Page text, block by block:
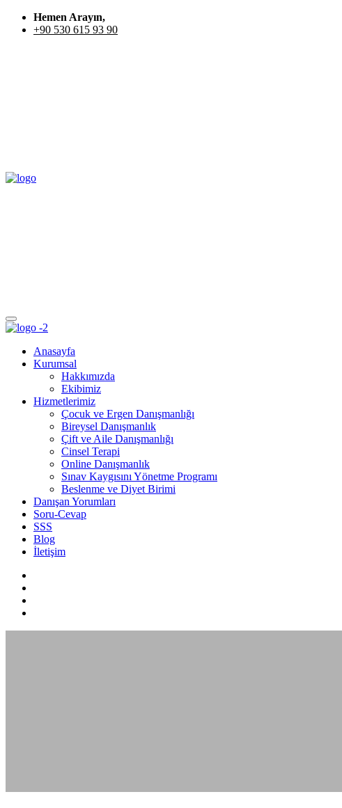
Hemen Arayın,
+90 530 615 93 90
Anasayfa
Kurumsal
Hakkımızda
Ekibimiz
Hizmetlerimiz
Çocuk ve Ergen Danışmanlığı
Bireysel Danışmanlık
Çift ve Aile Danışmanlığı
Cinsel Terapi
Online Danışmanlık
Sınav Kaygısını Yönetme Programı
Beslenme ve Diyet Birimi
Danışan Yorumları
Soru-Cevap
SSS
Blog
İletişim